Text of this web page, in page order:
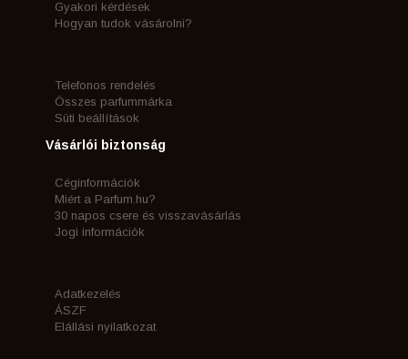
Gyakori kérdések
Hogyan tudok vásárolni?
Telefonos rendelés
Összes parfummárka
Süti beállítások
Vásárlói biztonság
Céginformációk
Miért a Parfum.hu?
30 napos csere és visszavásárlás
Jogi információk
Adatkezelés
ÁSZF
Elállási nyilatkozat